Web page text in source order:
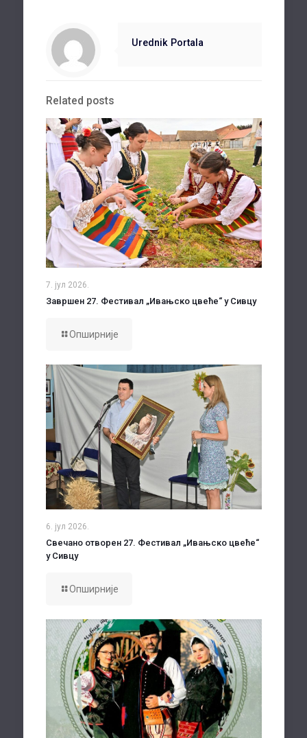
Urednik Portala
Related posts
7. јул 2026.
Завршен 27. Фестивал „Ивањско цвеће“ у Сивцу
Опширније
6. јул 2026.
Свечано отворен 27. Фестивал „Ивањско цвеће“
у Сивцу
Опширније